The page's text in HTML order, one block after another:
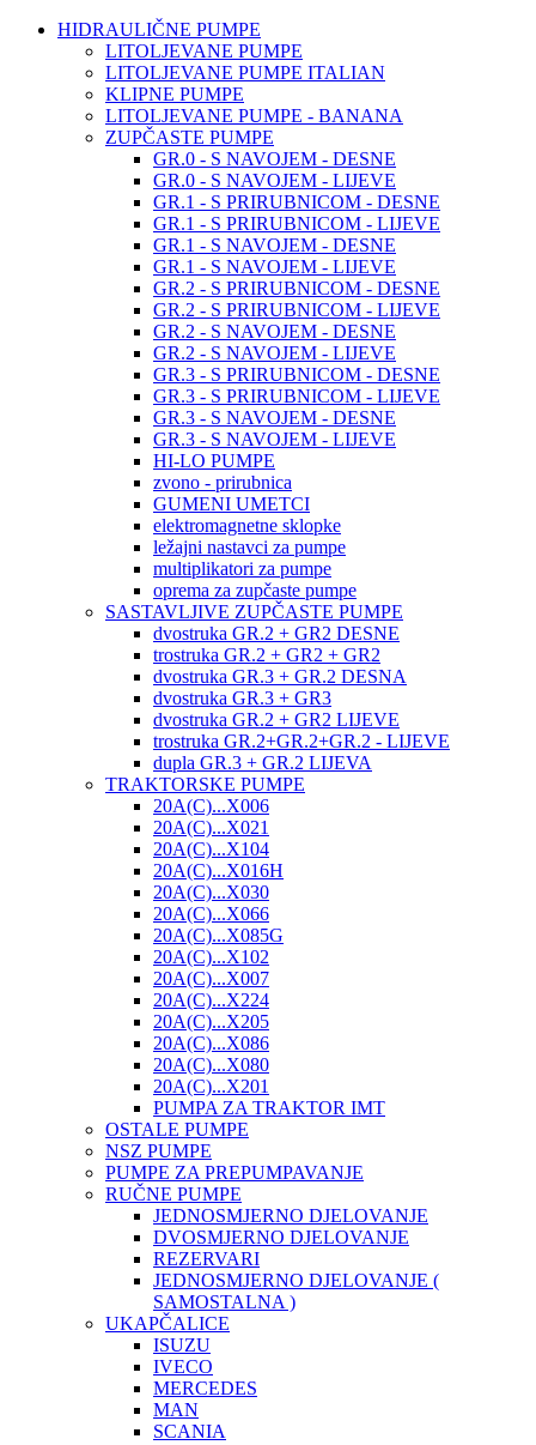
HIDRAULIČNE PUMPE
LITOLJEVANE PUMPE
LITOLJEVANE PUMPE ITALIAN
KLIPNE PUMPE
LITOLJEVANE PUMPE - BANANA
ZUPČASTE PUMPE
GR.0 - S NAVOJEM - DESNE
GR.0 - S NAVOJEM - LIJEVE
GR.1 - S PRIRUBNICOM - DESNE
GR.1 - S PRIRUBNICOM - LIJEVE
GR.1 - S NAVOJEM - DESNE
GR.1 - S NAVOJEM - LIJEVE
GR.2 - S PRIRUBNICOM - DESNE
GR.2 - S PRIRUBNICOM - LIJEVE
GR.2 - S NAVOJEM - DESNE
GR.2 - S NAVOJEM - LIJEVE
GR.3 - S PRIRUBNICOM - DESNE
GR.3 - S PRIRUBNICOM - LIJEVE
GR.3 - S NAVOJEM - DESNE
GR.3 - S NAVOJEM - LIJEVE
HI-LO PUMPE
zvono - prirubnica
GUMENI UMETCI
elektromagnetne sklopke
ležajni nastavci za pumpe
multiplikatori za pumpe
oprema za zupčaste pumpe
SASTAVLJIVE ZUPČASTE PUMPE
dvostruka GR.2 + GR2 DESNE
trostruka GR.2 + GR2 + GR2
dvostruka GR.3 + GR.2 DESNA
dvostruka GR.3 + GR3
dvostruka GR.2 + GR2 LIJEVE
trostruka GR.2+GR.2+GR.2 - LIJEVE
dupla GR.3 + GR.2 LIJEVA
TRAKTORSKE PUMPE
20A(C)...X006
20A(C)...X021
20A(C)...X104
20A(C)...X016H
20A(C)...X030
20A(C)...X066
20A(C)...X085G
20A(C)...X102
20A(C)...X007
20A(C)...X224
20A(C)...X205
20A(C)...X086
20A(C)...X080
20A(C)...X201
PUMPA ZA TRAKTOR IMT
OSTALE PUMPE
NSZ PUMPE
PUMPE ZA PREPUMPAVANJE
RUČNE PUMPE
JEDNOSMJERNO DJELOVANJE
DVOSMJERNO DJELOVANJE
REZERVARI
JEDNOSMJERNO DJELOVANJE (
SAMOSTALNA )
UKAPČALICE
ISUZU
IVECO
MERCEDES
MAN
SCANIA